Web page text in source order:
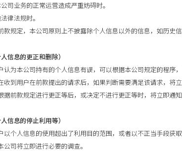
司业务的正常运营造成严重妨碍时。
律法规时。
款规定，本公司原则上不披露除个人信息以外的信息，如历史信
人信息的更正和删除）
认为本公司持有的个人信息有误，可以根据本公司规定的程
收到用户在前款提出的请求后，如果判断需要满足该请求，将
据前款规定进行更正等后，或决定不进行更正等时，将立即通知
人信息的停止利用等）
以个人信息的使用超出了利用目的范围，或者以不正当手段
公司将立即进行必要的调查。